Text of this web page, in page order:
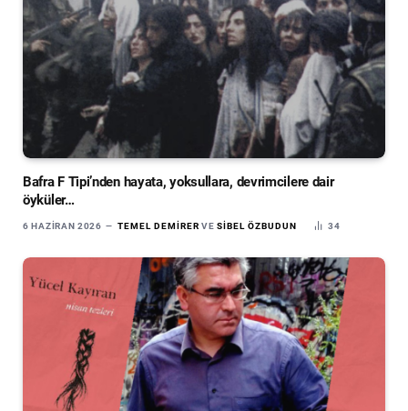
Bafra F Tipi’nden hayata, yoksullara, devrimcilere dair
öyküler…
6 HAZIRAN 2026 TEMEL DEMIRER VESIBEL ÖZBUDUN 34